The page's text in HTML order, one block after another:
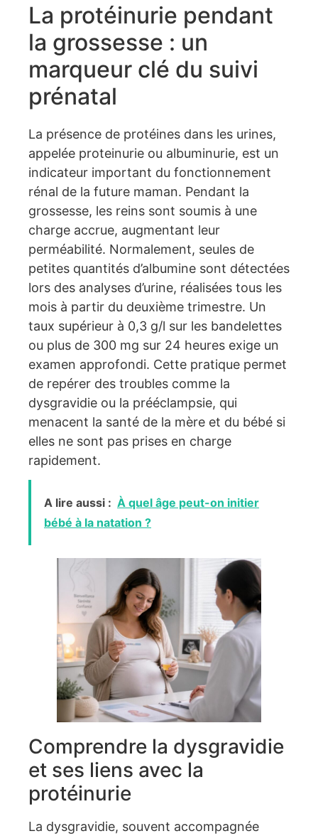
La protéinurie pendant
la grossesse : un
marqueur clé du suivi
prénatal
La présence de protéines dans les urines,
appelée proteinurie ou albuminurie, est un
indicateur important du fonctionnement
rénal de la future maman. Pendant la
grossesse, les reins sont soumis à une
charge accrue, augmentant leur
perméabilité. Normalement, seules de
petites quantités d’albumine sont détectées
lors des analyses d’urine, réalisées tous les
mois à partir du deuxième trimestre. Un
taux supérieur à 0,3 g/l sur les bandelettes
ou plus de 300 mg sur 24 heures exige un
examen approfondi. Cette pratique permet
de repérer des troubles comme la
dysgravidie ou la prééclampsie, qui
menacent la santé de la mère et du bébé si
elles ne sont pas prises en charge
rapidement.
A lire aussi : À quel âge peut-on initier
bébé à la natation ?
Comprendre la dysgravidie
et ses liens avec la
protéinurie
La dysgravidie, souvent accompagnée